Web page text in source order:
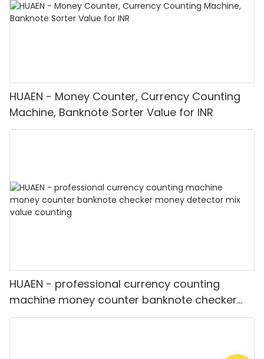
HUAEN - Money Counter, Currency Counting
Machine, Banknote Sorter Value for INR
HUAEN - professional currency counting
machine money counter banknote checker
money detector mix value counting